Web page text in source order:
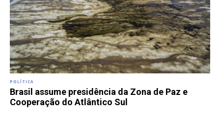
POLÍTICA
Brasil assume presidência da Zona de Paz e
Cooperação do Atlântico Sul